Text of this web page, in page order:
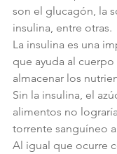
son el glucagón, la
insulina, entre otras.
La insulina es una
que ayuda al
almacenar los
Sin la insulina, el
alimentos no
torrente sanguíneo
Al igual que ocurre